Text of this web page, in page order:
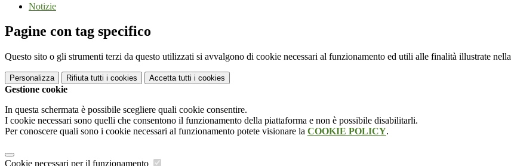
Notizie
Pagine con tag specifico
Questo sito o gli strumenti terzi da questo utilizzati si avvalgono di cookie necessari al funzionamento ed utili alle finalità illustrate nella
Personalizza Rifiuta tutti i cookies Accetta tutti i cookies
Gestione cookie
In questa schermata è possibile scegliere quali cookie consentire.
I cookie necessari sono quelli che consentono il funzionamento della piattaforma e non è possibile disabilitarli.
Per conoscere quali sono i cookie necessari al funzionamento potete visionare la COOKIE POLICY.
Cookie necessari per il funzionamento